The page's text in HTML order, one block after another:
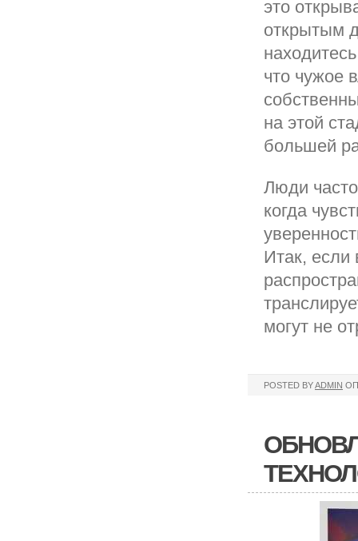
это
открытым
что чужое
на этой
большей
Люди
когда
Итак, если
могут не
POSTED BYADMIN